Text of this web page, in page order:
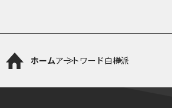
ホームアートワード白樺派